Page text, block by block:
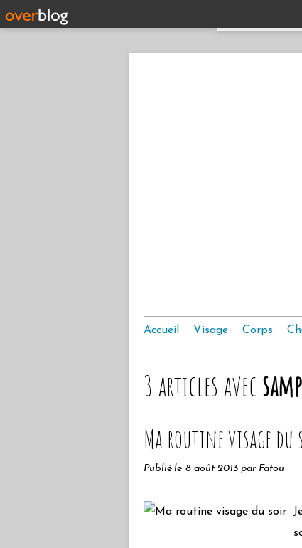
Accueil Visage Corps
3 articles avec
Ma routine visage du
Publié le 8 août 2013 par Fatou